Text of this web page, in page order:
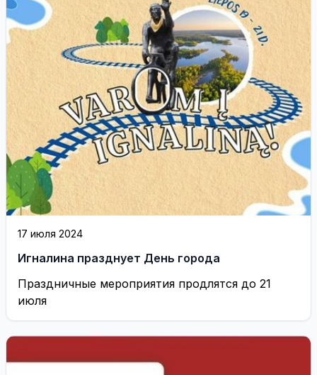
17 июля 2024
Игналина празднует День города
Праздничные мероприятия продлятся до 21
июля